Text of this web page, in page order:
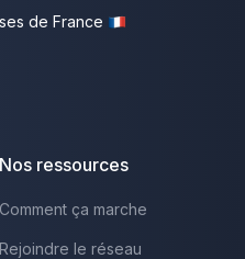
de France
Nos ressources
Comment ça marche
Rejoindre le réseau